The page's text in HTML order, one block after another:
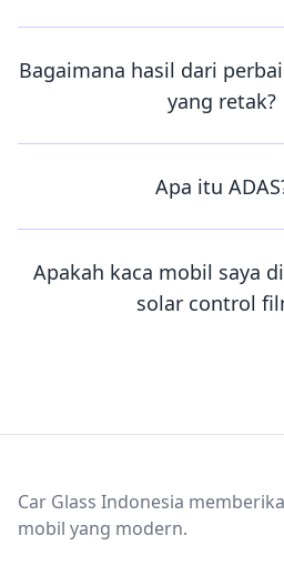
Bagaimana hasil dari
yang retak?
Apa itu
Apakah kaca mobil saya
solar control
Car Glass Indonesia
mobil yang modern.